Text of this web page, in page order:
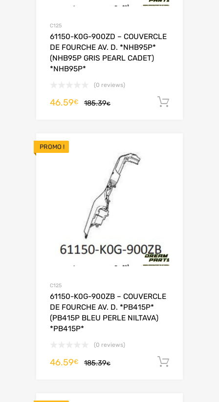
C125
61150-K0G-900ZD – COUVERCLE
DE FOURCHE AV. D. *NHB95P*
(NHB95P GRIS PEARL CADET)
*NHB95P*
(0 reviews)
185.39€
46.59€
PROMO !
C125
61150-K0G-900ZB – COUVERCLE
DE FOURCHE AV. D. *PB415P*
(PB415P BLEU PERLE NILTAVA)
*PB415P*
(0 reviews)
185.39€
46.59€